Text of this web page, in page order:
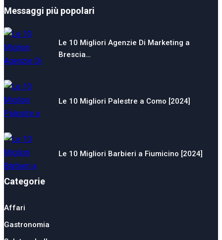
Messaggi più popolari
Le 10 Migliori Agenzie Di Marketing a
Brescia…
Le 10 Migliori Palestre a Como [2024]
Le 10 Migliori Barbieri a Fiumicino [2024]
Categorie
Affari
Gastronomia